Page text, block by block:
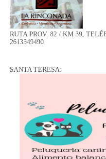
RUTA PROV. 82 / KM 39,
2613349490
SANTA TERESA: